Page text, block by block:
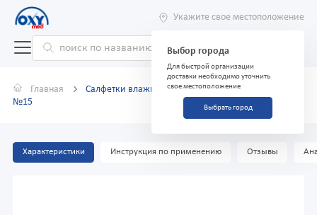
Укажите свое местоположение
Выбор города
Для быстрой организации
доставки необходимо уточнить
свое местоположение
Выбрать город
Главная
Салфетки влажные для детей "Aura" Ultra Comfort
№15
Характеристики Инструкция по применению Отзывы